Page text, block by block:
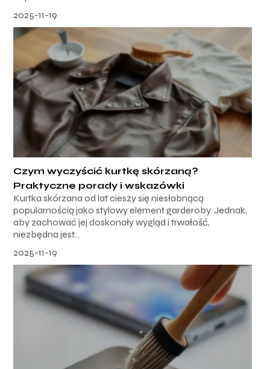
2025-11-19
Czym wyczyścić kurtkę skórzaną?
Praktyczne porady i wskazówki
Kurtka skórzana od lat cieszy się niesłabnącą
popularnością jako stylowy element garderoby. Jednak,
aby zachować jej doskonały wygląd i trwałość,
niezbędna jest...
2025-11-19